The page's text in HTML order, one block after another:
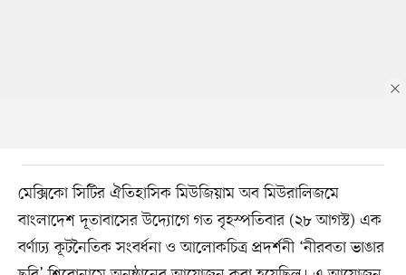
মেক্সিকো সিটির ঐতিহাসিক মিউজিয়াম অব মিউরালিজমে
বাংলাদেশ দূতাবাসের উদ্যোগে গত বৃহস্পতিবার (২৮ আগস্ট) এক
বর্ণাঢ্য কূটনৈতিক সংবর্ধনা ও আলোকচিত্র প্রদর্শনী ‘নীরবতা ভাঙার